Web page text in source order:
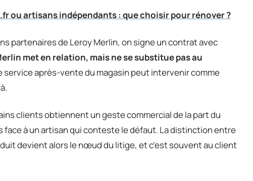
ou artisans indépendants : que choisir pour rénover ?
partenaires de Leroy Merlin, on signe un contrat avec
met en relation, mais ne se substitue pas au
service après-vente du magasin peut intervenir comme
clients obtiennent un geste commercial de la part du
face à un artisan qui conteste le défaut. La distinction entre
devient alors le nœud du litige, et c’est souvent au client